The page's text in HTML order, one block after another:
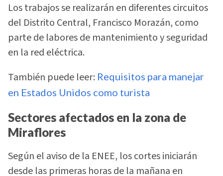
Los trabajos se realizarán en diferentes circuitos
del Distrito Central, Francisco Morazán, como
parte de labores de mantenimiento y seguridad
en la red eléctrica.
También puede leer: Requisitos para manejar
en Estados Unidos como turista
Sectores afectados en la zona de
Miraflores
Según el aviso de la ENEE, los cortes iniciarán
desde las primeras horas de la mañana en